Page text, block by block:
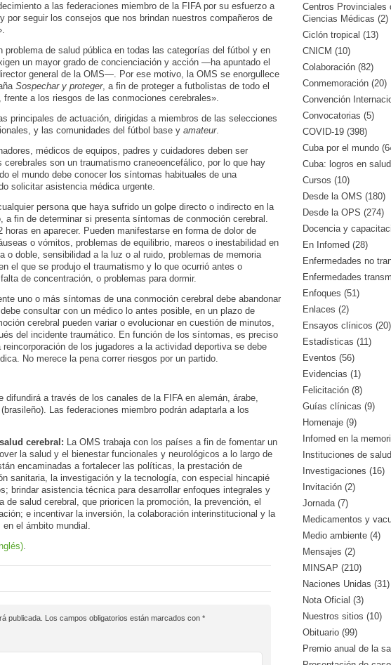
a las federaciones miembro de la FIFA por su esfuerzo a
por seguir los consejos que nos brindan nuestros compañeros de
problema de salud pública en todas las categorías del fútbol y en
un mayor grado de concienciación y acción —ha apuntado el
general de la OMS—. Por ese motivo, la OMS se enorgullece
Sospechar y proteger, a fin de proteger a futbolistas de todo el
a los riesgos de las conmociones cerebrales».
principales de actuación, dirigidas a miembros de las selecciones
y las comunidades del fútbol base y amateur.
médicos de equipos, padres y cuidadores deben ser
son un traumatismo craneoencefálico, por lo que hay
el mundo debe conocer los síntomas habituales de una
solicitar asistencia médica urgente.
persona que haya sufrido un golpe directo o indirecto en la
a fin de determinar si presenta síntomas de conmoción cerebral.
en aparecer. Pueden manifestarse en forma de dolor de
o vómitos, problemas de equilibrio, mareos o inestabilidad en
o doble, sensibilidad a la luz o al ruido, problemas de memoria
el que se produjo el traumatismo y lo que ocurrió antes o
de concentración, o problemas para dormir.
uno o más síntomas de una conmoción cerebral debe abandonar
consultar con un médico lo antes posible, en un plazo de
cerebral pueden variar o evolucionar en cuestión de minutos,
del incidente traumático. En función de los síntomas, es preciso
de los jugadores a la actividad deportiva se debe
No merece la pena correr riesgos por un partido.
difundirá a través de los canales de la FIFA en alemán, árabe,
Las federaciones miembro podrán adaptarla a los
cerebral: La OMS trabaja con los países a fin de fomentar un
la salud y el bienestar funcionales y neurológicos a lo largo de
encaminadas a fortalecer las políticas, la prestación de
sanitaria, la investigación y la tecnología, con especial hincapié
brindar asistencia técnica para desarrollar enfoques integrales y
de salud cerebral, que prioricen la promoción, la prevención, el
e incentivar la inversión, la colaboración interinstitucional y la
el ámbito mundial.
.
publicada. Los campos obligatorios están marcados con *
Centros Provinciales
Ciencias Médicas (2)
Ciclón tropical (13)
CNICM (10)
Colaboración (82)
Conmemoración (20)
Convención
Convocatorias (5)
COVID-19 (398)
Cuba por el mundo
Cuba: logros en
Cursos (10)
Desde la OMS (180)
Desde la OPS (274)
Docencia y
En Infomed (28)
Enfermedades no
Enfermedades
Enfoques (51)
Enlaces (2)
Ensayos clínicos (20)
Estadísticas (11)
Eventos (56)
Evidencias (1)
Felicitación (8)
Guías clínicas (9)
Homenaje (9)
Infomed en la
Instituciones de
Investigaciones (16)
Invitación (2)
Jornada (7)
Medicamentos y
Medio ambiente (4)
Mensajes (2)
MINSAP (210)
Naciones Unidas (31)
Nota Oficial (3)
Nuestros sitios (10)
Obituario (99)
Premio anual de la